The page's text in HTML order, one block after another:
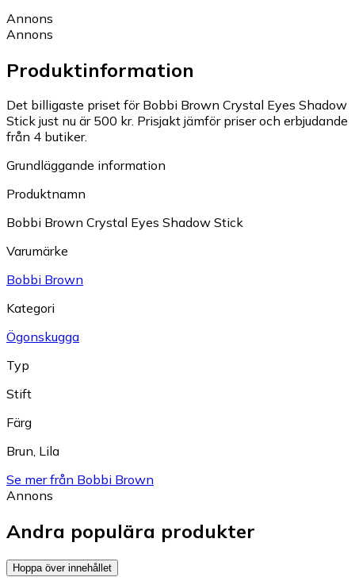
Annons
Annons
Produktinformation
Det billigaste priset för Bobbi Brown Crystal Eyes Shadow
Stick just nu är 500 kr. Prisjakt jämför priser och erbjudande
från 4 butiker.
Grundläggande information
Produktnamn
Bobbi Brown Crystal Eyes Shadow Stick
Varumärke
Bobbi Brown
Kategori
Ögonskugga
Typ
Stift
Färg
Brun, Lila
Se mer från Bobbi Brown
Annons
Andra populära produkter
Hoppa över innehållet